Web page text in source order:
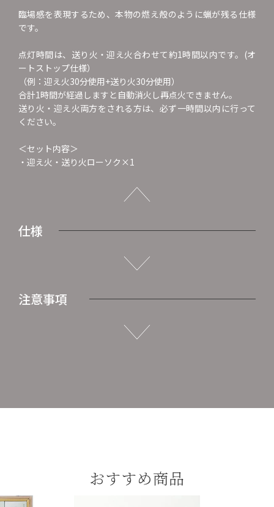
臨場感を表現するため、本物の燃え殻のように蝋が残る仕様
です。
点灯時間は、送り火・迎え火合わせて約1時間以内です。(オ
ートストップ仕様）
（例：迎え火30分使用+送り火30分使用）
合計1時間が経過しますと自動消火し再点火できません。
送り火・迎え火両方をされる方は、必ず一時間以内に行って
ください。
＜セット内容＞
・迎え火・送り火ローソク×1
仕様
注意事項
おすすめ商品